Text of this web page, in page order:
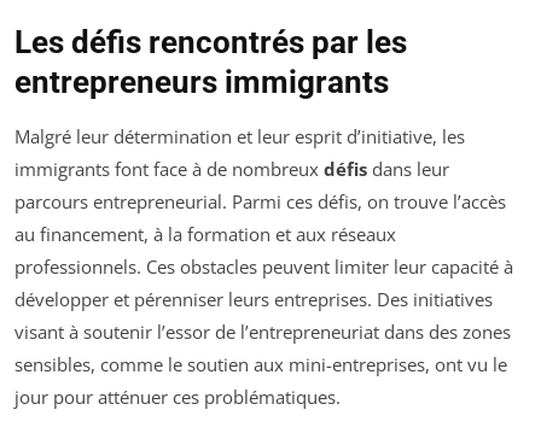
Les défis rencontrés par les
entrepreneurs immigrants
Malgré leur détermination et leur esprit d’initiative, les
immigrants font face à de nombreux défis dans leur
parcours entrepreneurial. Parmi ces défis, on trouve l’accès
au financement, à la formation et aux réseaux
professionnels. Ces obstacles peuvent limiter leur capacité à
développer et pérenniser leurs entreprises. Des initiatives
visant à soutenir l’essor de l’entrepreneuriat dans des zones
sensibles, comme le soutien aux mini-entreprises, ont vu le
jour pour atténuer ces problématiques.